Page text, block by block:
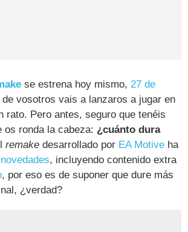
se estrena hoy mismo,27 de
vosotros vais a lanzaros a jugar en
rato. Pero antes, seguro que tenéis
os ronda la cabeza: ¿cuánto dura
remake desarrollado por EA Motive ha
, incluyendo contenido extra
, por eso es de suponer que dure más
¿verdad?